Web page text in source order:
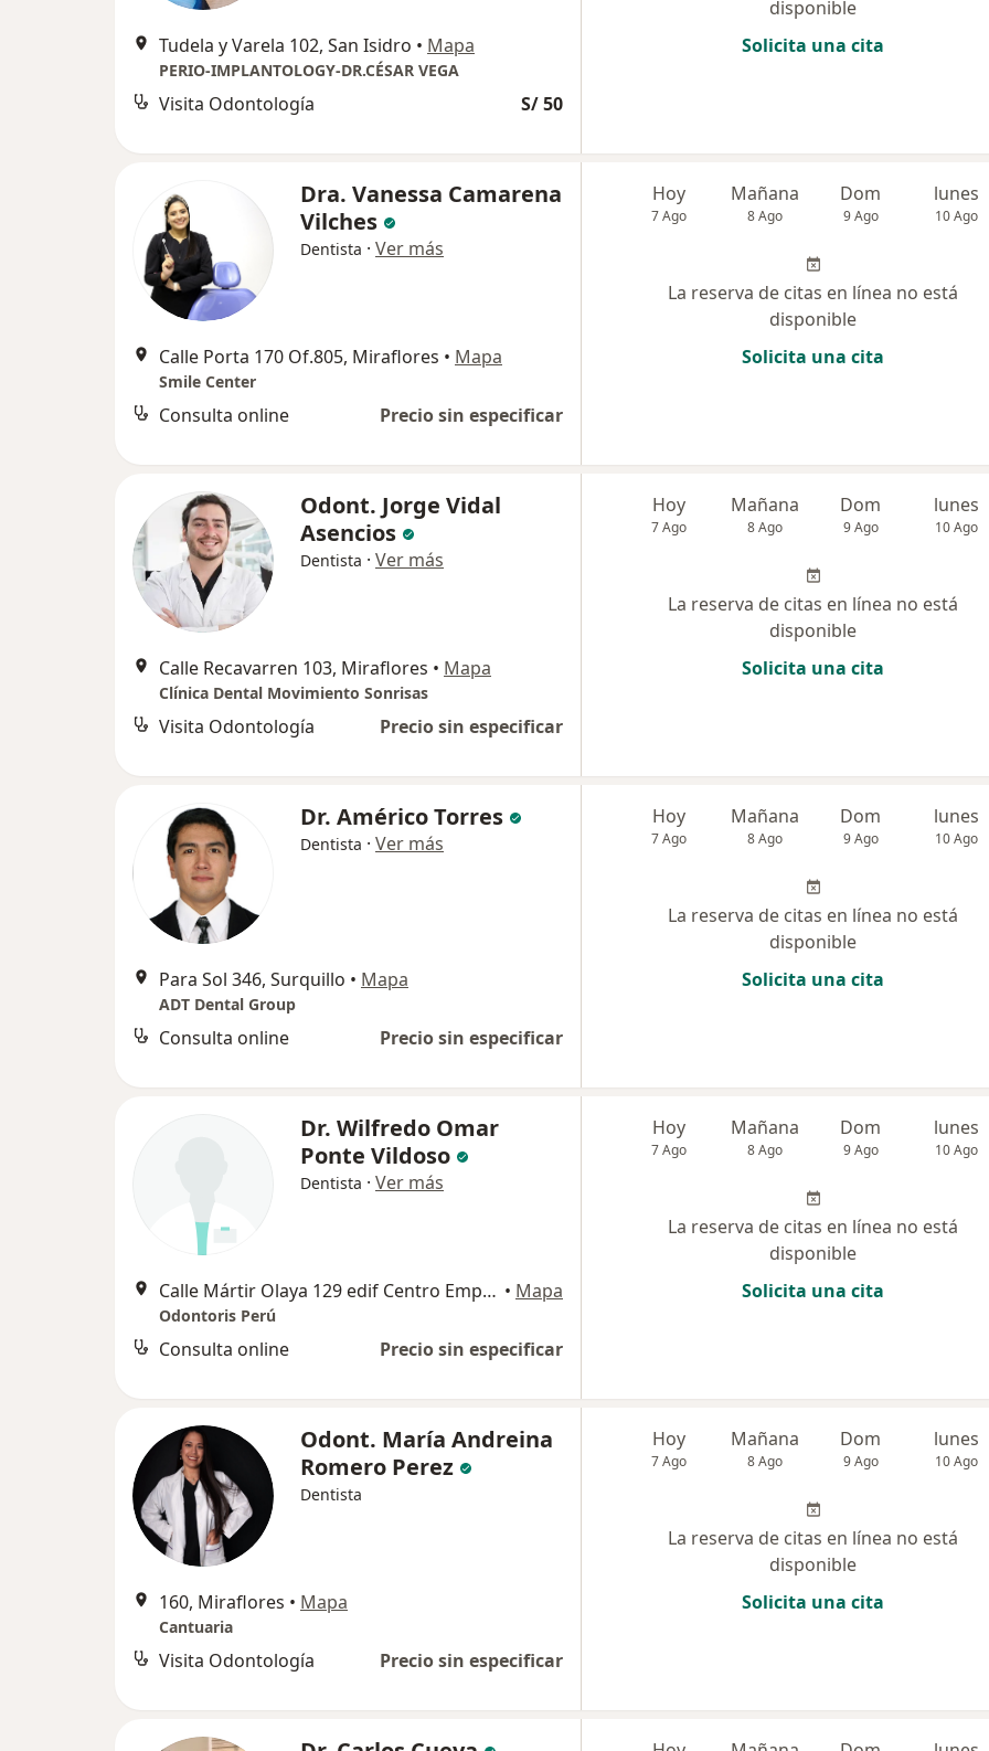
Tudela y Varela 102, San Isidro • Mapa
PERIO-IMPLANTOLOGY-DR.CÉSAR VEGA
Visita Odontología S/ 50
disponible
Solicita una cita
Dra. Vanessa Camarena
Vilches
Dentista · Ver más
Calle Porta 170 Of.805, Miraflores • Mapa
Smile Center
Consulta online Precio sin especificar
Hoy
7 Ago
Mañana
8 Ago
Dom
9 Ago
lunes
10 Ago
La reserva de citas en línea no está
disponible
Solicita una cita
Odont. Jorge Vidal
Asencios
Dentista · Ver más
Calle Recavarren 103, Miraflores • Mapa
Clínica Dental Movimiento Sonrisas
Visita Odontología Precio sin especificar
Hoy
7 Ago
Mañana
8 Ago
Dom
9 Ago
lunes
10 Ago
La reserva de citas en línea no está
disponible
Solicita una cita
Dr. Américo Torres
Dentista · Ver más
Para Sol 346, Surquillo • Mapa
ADT Dental Group
Consulta online Precio sin especificar
Hoy
7 Ago
Mañana
8 Ago
Dom
9 Ago
lunes
10 Ago
La reserva de citas en línea no está
disponible
Solicita una cita
Dr. Wilfredo Omar
Ponte Vildoso
Dentista · Ver más
Calle Mártir Olaya 129 edif Centro Empresarial José Pardo ofc 1505, Miraflores • Mapa
Odontoris Perú
Consulta online Precio sin especificar
Hoy
7 Ago
Mañana
8 Ago
Dom
9 Ago
lunes
10 Ago
La reserva de citas en línea no está
disponible
Solicita una cita
Odont. María Andreina
Romero Perez
Dentista
160, Miraflores • Mapa
Cantuaria
Visita Odontología Precio sin especificar
Hoy
7 Ago
Mañana
8 Ago
Dom
9 Ago
lunes
10 Ago
La reserva de citas en línea no está
disponible
Solicita una cita